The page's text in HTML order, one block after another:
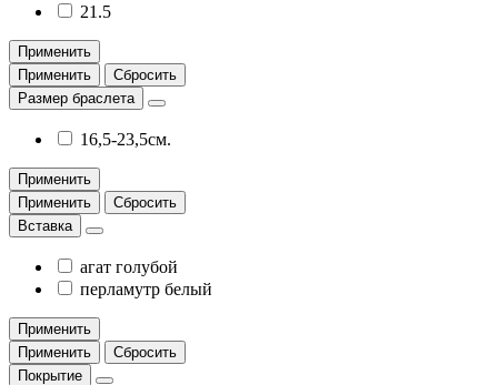
21.5
Применить
Применить
Сбросить
Размер браслета
16,5-23,5см.
Применить
Применить
Сбросить
Вставка
агат голубой
перламутр белый
Применить
Применить
Сбросить
Покрытие